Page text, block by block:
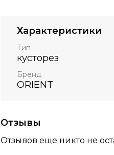
Характеристики
Тип
кусторез
Бренд
ORIENT
Отзывы
Отзывов еще никто не